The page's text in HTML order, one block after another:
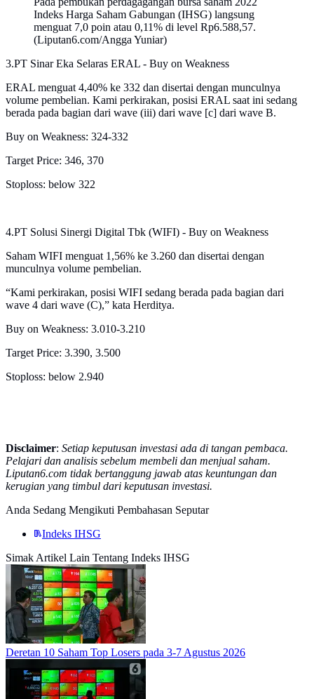
Indeks Harga Saham Gabungan (IHSG) langsung
menguat 7,0 poin atau 0,11% di level Rp6.588,57.
(Liputan6.com/Angga Yuniar)
3.PT Sinar Eka Selaras ERAL - Buy on Weakness
ERAL menguat 4,40% ke 332 dan disertai dengan munculnya
volume pembelian. Kami perkirakan, posisi ERAL saat ini sedang
berada pada bagian dari wave (iii) dari wave [c] dari wave B.
Buy on Weakness: 324-332
Target Price: 346, 370
Stoploss: below 322
4.PT Solusi Sinergi Digital Tbk (WIFI) - Buy on Weakness
Saham WIFI menguat 1,56% ke 3.260 dan disertai dengan
munculnya volume pembelian.
“Kami perkirakan, posisi WIFI sedang berada pada bagian dari
wave 4 dari wave (C),” kata Herditya.
Buy on Weakness: 3.010-3.210
Target Price: 3.390, 3.500
Stoploss: below 2.940
Disclaimer: Setiap keputusan investasi ada di tangan pembaca.
Pelajari dan analisis sebelum membeli dan menjual saham.
Liputan6.com tidak bertanggung jawab atas keuntungan dan
kerugian yang timbul dari keputusan investasi.
Anda Sedang Mengikuti Pembahasan Seputar
Indeks IHSG
Simak Artikel Lain Tentang Indeks IHSG
Deretan 10 Saham Top Losers pada 3-7 Agustus 2026